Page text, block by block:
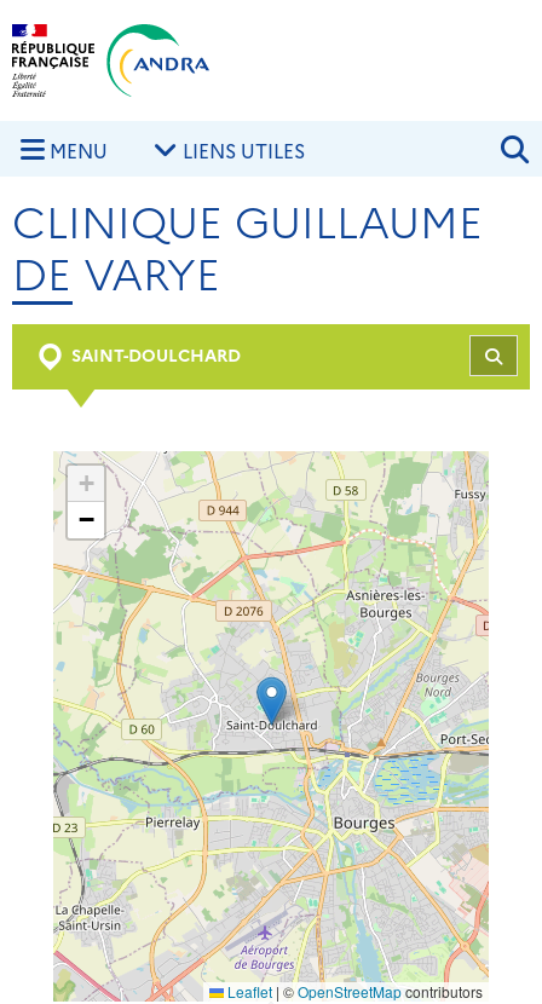
Aller au contenu principal
MENU LIENS UTILES
CLINIQUE GUILLAUME
DE VARYE
SAINT-DOULCHARD
+
−
Leaflet | ©OpenStreetMapcontributors